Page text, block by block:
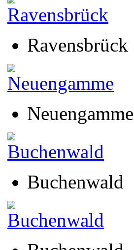
Ravensbrück
Neuengamme
Buchenwald